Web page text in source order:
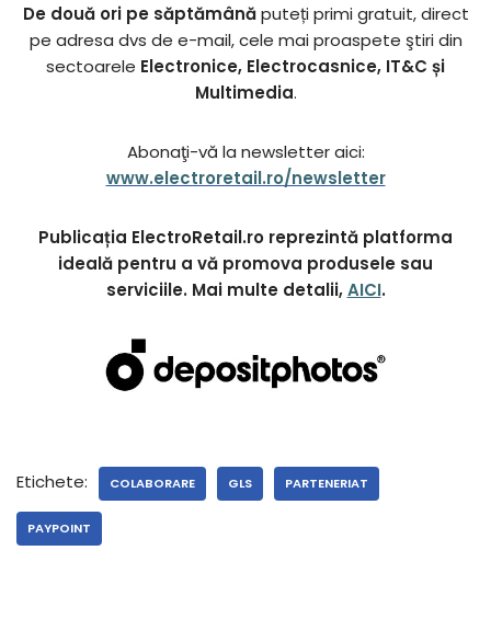
De două ori pe săptămânăputeți primi gratuit, direct
pe adresa dvs de e-mail, cele mai proaspete ştiri din
sectoarele Electronice, Electrocasnice, IT&C și
Multimedia.
Abonaţi-vă la newsletter aici:
www.electroretail.ro/newsletter
Publicația ElectroRetail.ro reprezintă platforma
ideală pentru a vă promova produsele sau
serviciile. Mai multe detalii,AICI.
Etichete: COLABORARE GLS PARTENERIAT
PAYPOINT